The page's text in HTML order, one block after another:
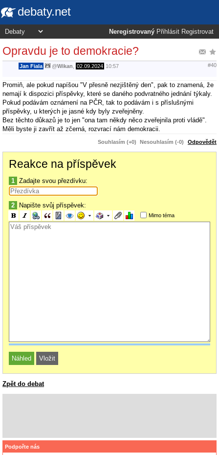
debaty.net
Neregistrovaný Přihlásit Registrovat
Opravdu je to demokracie?
Jan Fiala @Wikan 02.09.2024 10:57 #40
Promiň, ale pokud napíšou "V přesně nezjištěný den", pak to znamená, že
nemají k dispozici příspěvky, které se daného podvratného jednání týkaly.
Pokud podávám oznámení na PČR, tak to podávám i s příslušnými
příspěvky, u kterých je jasné kdy byly zveřejněny.
Bez těchto důkazů je to jen "ona tam někdy něco zveřejnila proti vládě".
Měli byste ji zavřít až zčerná, rozvrací nám demokracii.
Souhlasím (+0) Nesouhlasím (-0) Odpovědět
Reakce na příspěvek
1 Zadajte svou přezdívku:
2 Napište svůj příspěvek:
Mimo téma
Zpět do debat
Podpořte nás